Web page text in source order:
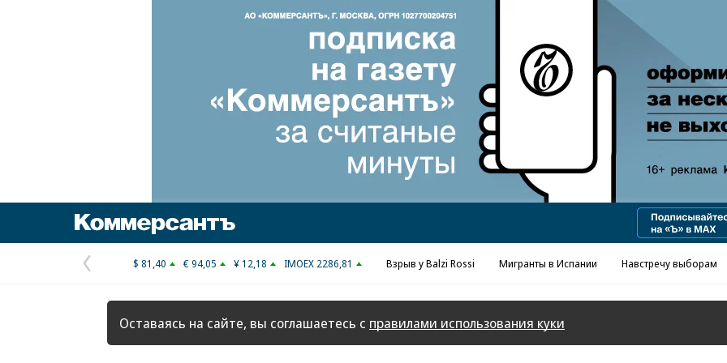
Реклама в «Ъ» www.kommersant.ru/ad
Предыдущая
страница
$ 81,40 € 94,05 ¥ 12,18 IMOEX 2286,81 Взрыв у Balzi Rossi Мигранты в Испании Навстречу выборам
Оставаясь на сайте, вы соглашаетесь с правилами использования куки